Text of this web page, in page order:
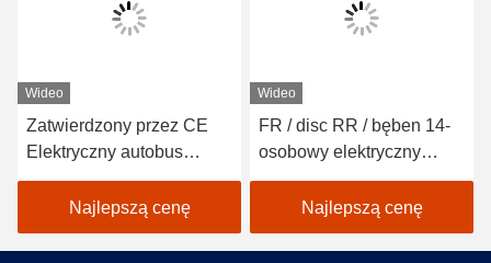
Wideo
Zatwierdzony przez CE
Elektryczny autobus
wycieczkowy w parku
rozrywki / samochód z
napędem elektrycznym
Najlepszą cenę
Wideo
FR / disc RR / bęben 14-
osobowy elektryczny
autobus turystyczny z sofą
Najlepszą cenę